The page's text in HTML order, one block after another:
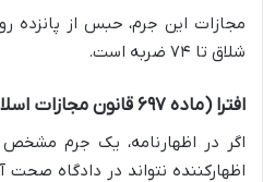
مجازات این جرم، حبس از پانزده
شلاق تا ۷۴ ضربه است.
افترا (ماده ۶۹۷ قانون مجازات اسلامی)
اگر در اظهارنامه، یک جرم
اظهارکننده نتواند در دادگاه صحت